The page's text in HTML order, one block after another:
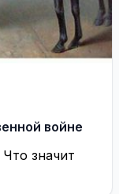
войне
значит